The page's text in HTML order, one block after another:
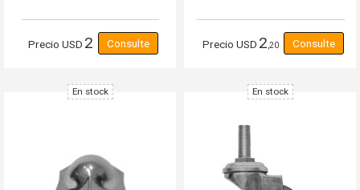
Precio USD 2 Precio USD 2,20
En stock En stock